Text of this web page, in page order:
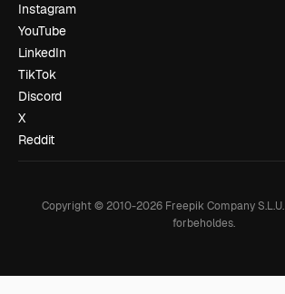
Instagram
YouTube
LinkedIn
TikTok
Discord
X
Reddit
Copyright © 2010-2026Freepik Company S.L.U.
forbeholdes.